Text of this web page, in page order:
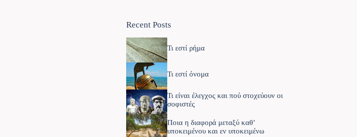
Recent Posts
Τι εστί ρήμα
Τι εστί όνομα
Τι είναι έλεγχος και πού στοχεύουν οι
σοφιστές
Ποια η διαφορά μεταξύ καθ’
υποκειμένου και εν υποκειμένω